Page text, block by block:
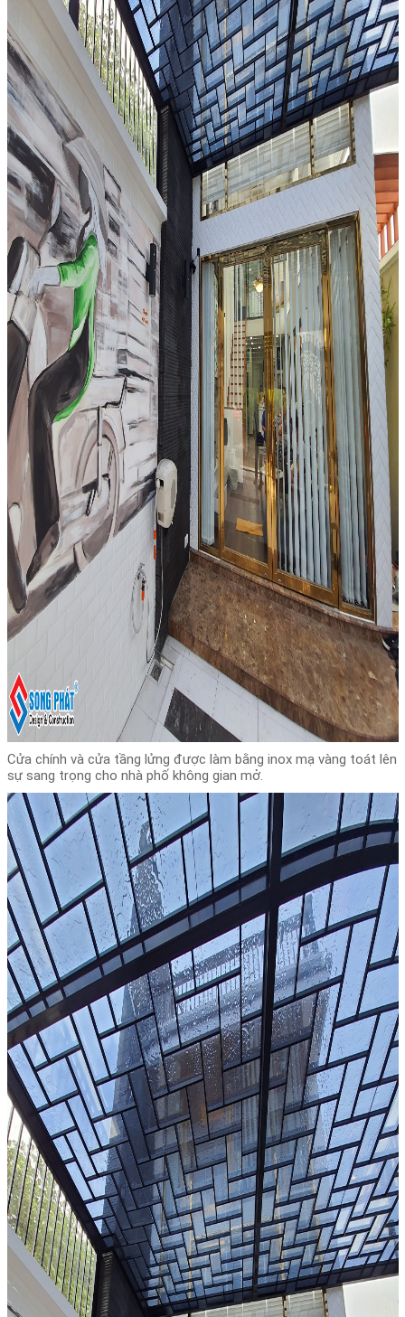
Cửa chính và cửa tầng lửng được làm bằng inox mạ vàng toát lên
sự sang trọng cho nhà phố không gian mở.